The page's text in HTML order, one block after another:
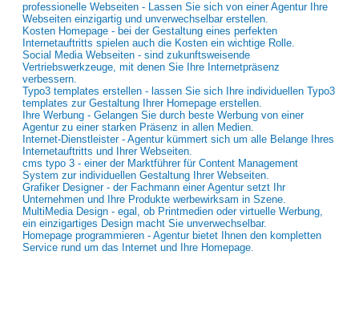
professionelle Webseiten - Lassen Sie sich von einer Agentur Ihre
Webseiten einzigartig und unverwechselbar erstellen.
Kosten Homepage - bei der Gestaltung eines perfekten
Internetauftritts spielen auch die Kosten ein wichtige Rolle.
Social Media Webseiten - sind zukunftsweisende
Vertriebswerkzeuge, mit denen Sie Ihre Internetpräsenz
verbessern.
Typo3 templates erstellen - lassen Sie sich Ihre individuellen Typo3
templates zur Gestaltung Ihrer Homepage erstellen.
Ihre Werbung - Gelangen Sie durch beste Werbung von einer
Agentur zu einer starken Präsenz in allen Medien.
Internet-Dienstleister - Agentur kümmert sich um alle Belange Ihres
Internetauftritts und Ihrer Webseiten.
cms typo 3 - einer der Marktführer für Content Management
System zur individuellen Gestaltung Ihrer Webseiten.
Grafiker Designer - der Fachmann einer Agentur setzt Ihr
Unternehmen und Ihre Produkte werbewirksam in Szene.
MultiMedia Design - egal, ob Printmedien oder virtuelle Werbung,
ein einzigartiges Design macht Sie unverwechselbar.
Homepage programmieren - Agentur bietet Ihnen den kompletten
Service rund um das Internet und Ihre Homepage.